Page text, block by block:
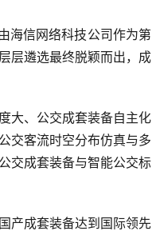
海信网络科技公司作为第
层遴选最终脱颖而出，成
大、公交成套装备自主化
交客流时空分布仿真与多
交成套装备与智能公交标
产成套装备达到国际领先